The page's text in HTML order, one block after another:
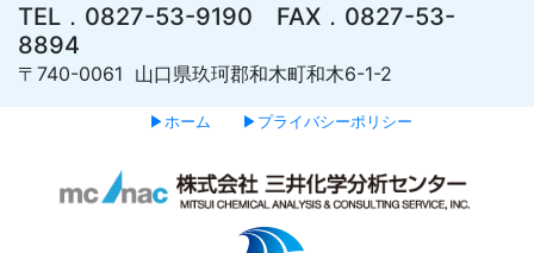
TEL．0827-53-9190 FAX．0827-53-
8894
〒740-0061 山口県玖珂郡和木町和木6-1-2
▶ホーム ▶プライバシーポリシー